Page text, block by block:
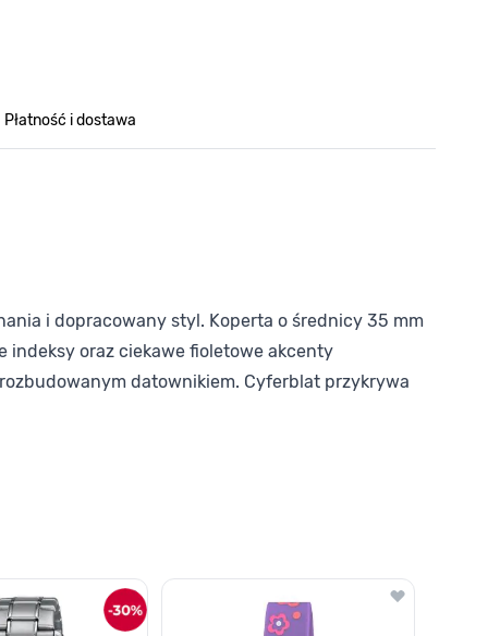
Płatność i dostawa
i dopracowany styl. Koperta o średnicy 35 mm
indeksy oraz ciekawe fioletowe akcenty
datownikiem. Cyferblat przykrywa
nawigacji karuzeli za pomocą linka pomijającego.